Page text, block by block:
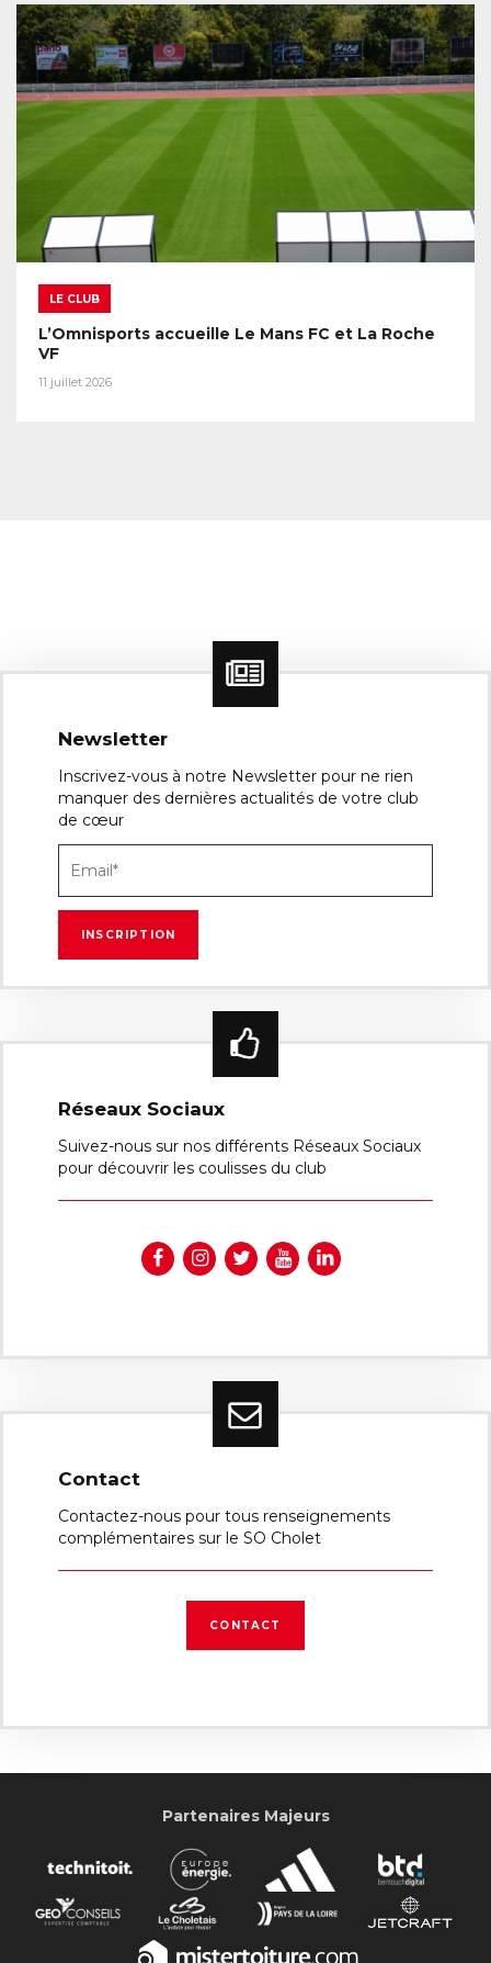
LE CLUB
L’Omnisports accueille Le Mans FC et La Roche
VF
11 juillet 2026
Newsletter
Inscrivez-vous à notre Newsletter pour ne rien
manquer des dernières actualités de votre club
de cœur
Réseaux Sociaux
Suivez-nous sur nos différents Réseaux Sociaux
pour découvrir les coulisses du club
Contact
Contactez-nous pour tous renseignements
complémentaires sur le SO Cholet
CONTACT
Partenaires Majeurs